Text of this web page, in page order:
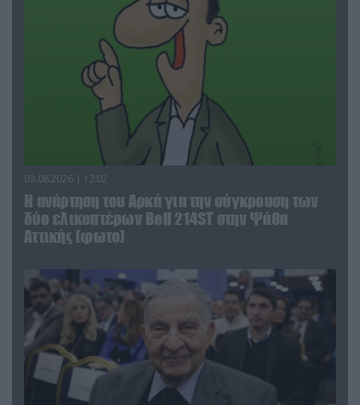
03.08.2026 | 12:02
Η ανάρτηση του Αρκά για την σύγκρουση των
δύο ελικοπτέρων Bell 214ST στην Ψάθα
Αττικής (φωτο)